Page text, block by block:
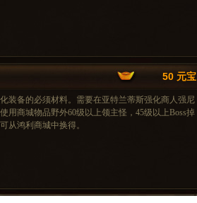
50 元宝
装备的必须材料。需要在亚特兰蒂斯强化商人强尼
用商城物品野外60级以上领主怪，45级以上Boss掉
从鸿利商城中换得。